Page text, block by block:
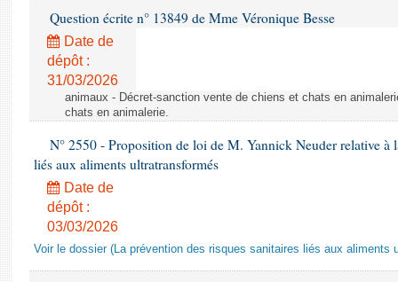
Question écrite n° 13849 de Mme Véronique Besse
Date de
dépôt :
31/03/2026
animaux - Décret-sanction vente de chiens et chats en
chats en animalerie.
N° 2550 - Proposition de loi de M. Yannick Neuder relative à
liés aux aliments ultratransformés
Date de
dépôt :
03/03/2026
Voir le dossier (La prévention des risques sanitaires liés aux aliments